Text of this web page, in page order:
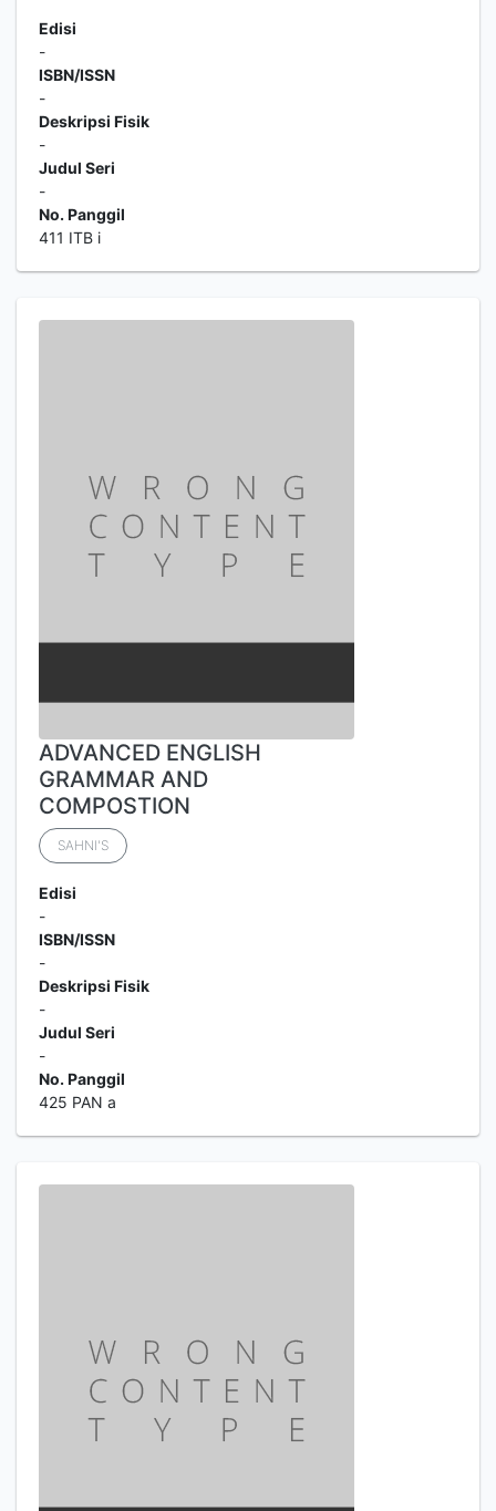
Edisi
-
ISBN/ISSN
-
Deskripsi Fisik
-
Judul Seri
-
No. Panggil
411 ITB i
ADVANCED ENGLISH
GRAMMAR AND
COMPOSTION
SAHNI'S
Edisi
-
ISBN/ISSN
-
Deskripsi Fisik
-
Judul Seri
-
No. Panggil
425 PAN a